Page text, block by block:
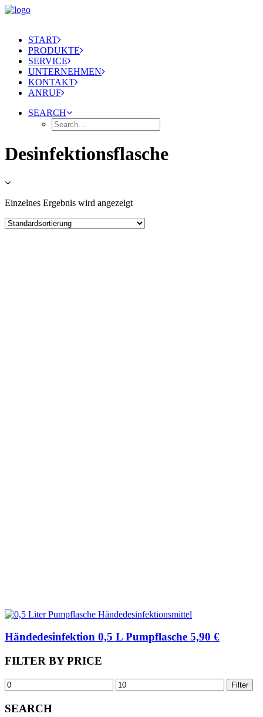
START
PRODUKTE
SERVICE
UNTERNEHMEN
KONTAKT
ANRUF
SEARCH
Desinfektionsflasche
Einzelnes Ergebnis wird angezeigt
Händedesinfektion 0,5 L Pumpflasche 5,90 €
FILTER BY PRICE
Min.
Preis
Max.
Preis
Filter
SEARCH